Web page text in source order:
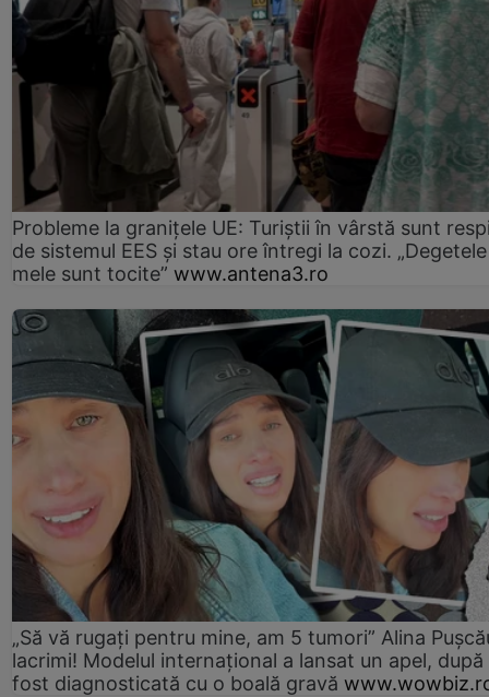
Probleme la granițele UE: Turiștii în vârstă sunt
de sistemul EES și stau ore întregi la cozi. „Degetele
mele sunt tocite” www.antena3.ro
„Să vă rugați pentru mine, am 5 tumori” Alina
lacrimi! Modelul internațional a lansat un apel, după
fost diagnosticată cu o boală gravă